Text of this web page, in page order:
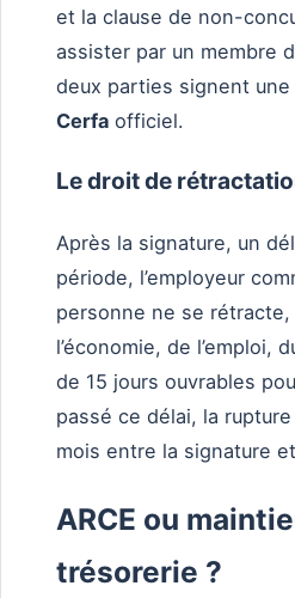
et la clause de non-
assister par un membre
deux parties signent
Cerfa officiel.
Le droit de
Après la signature, un
période, l’employeur
personne ne se
l’économie, de l’emploi,
de 15 jours ouvrables
passé ce délai, la
mois entre la signature
ARCE ou
trésorerie ?